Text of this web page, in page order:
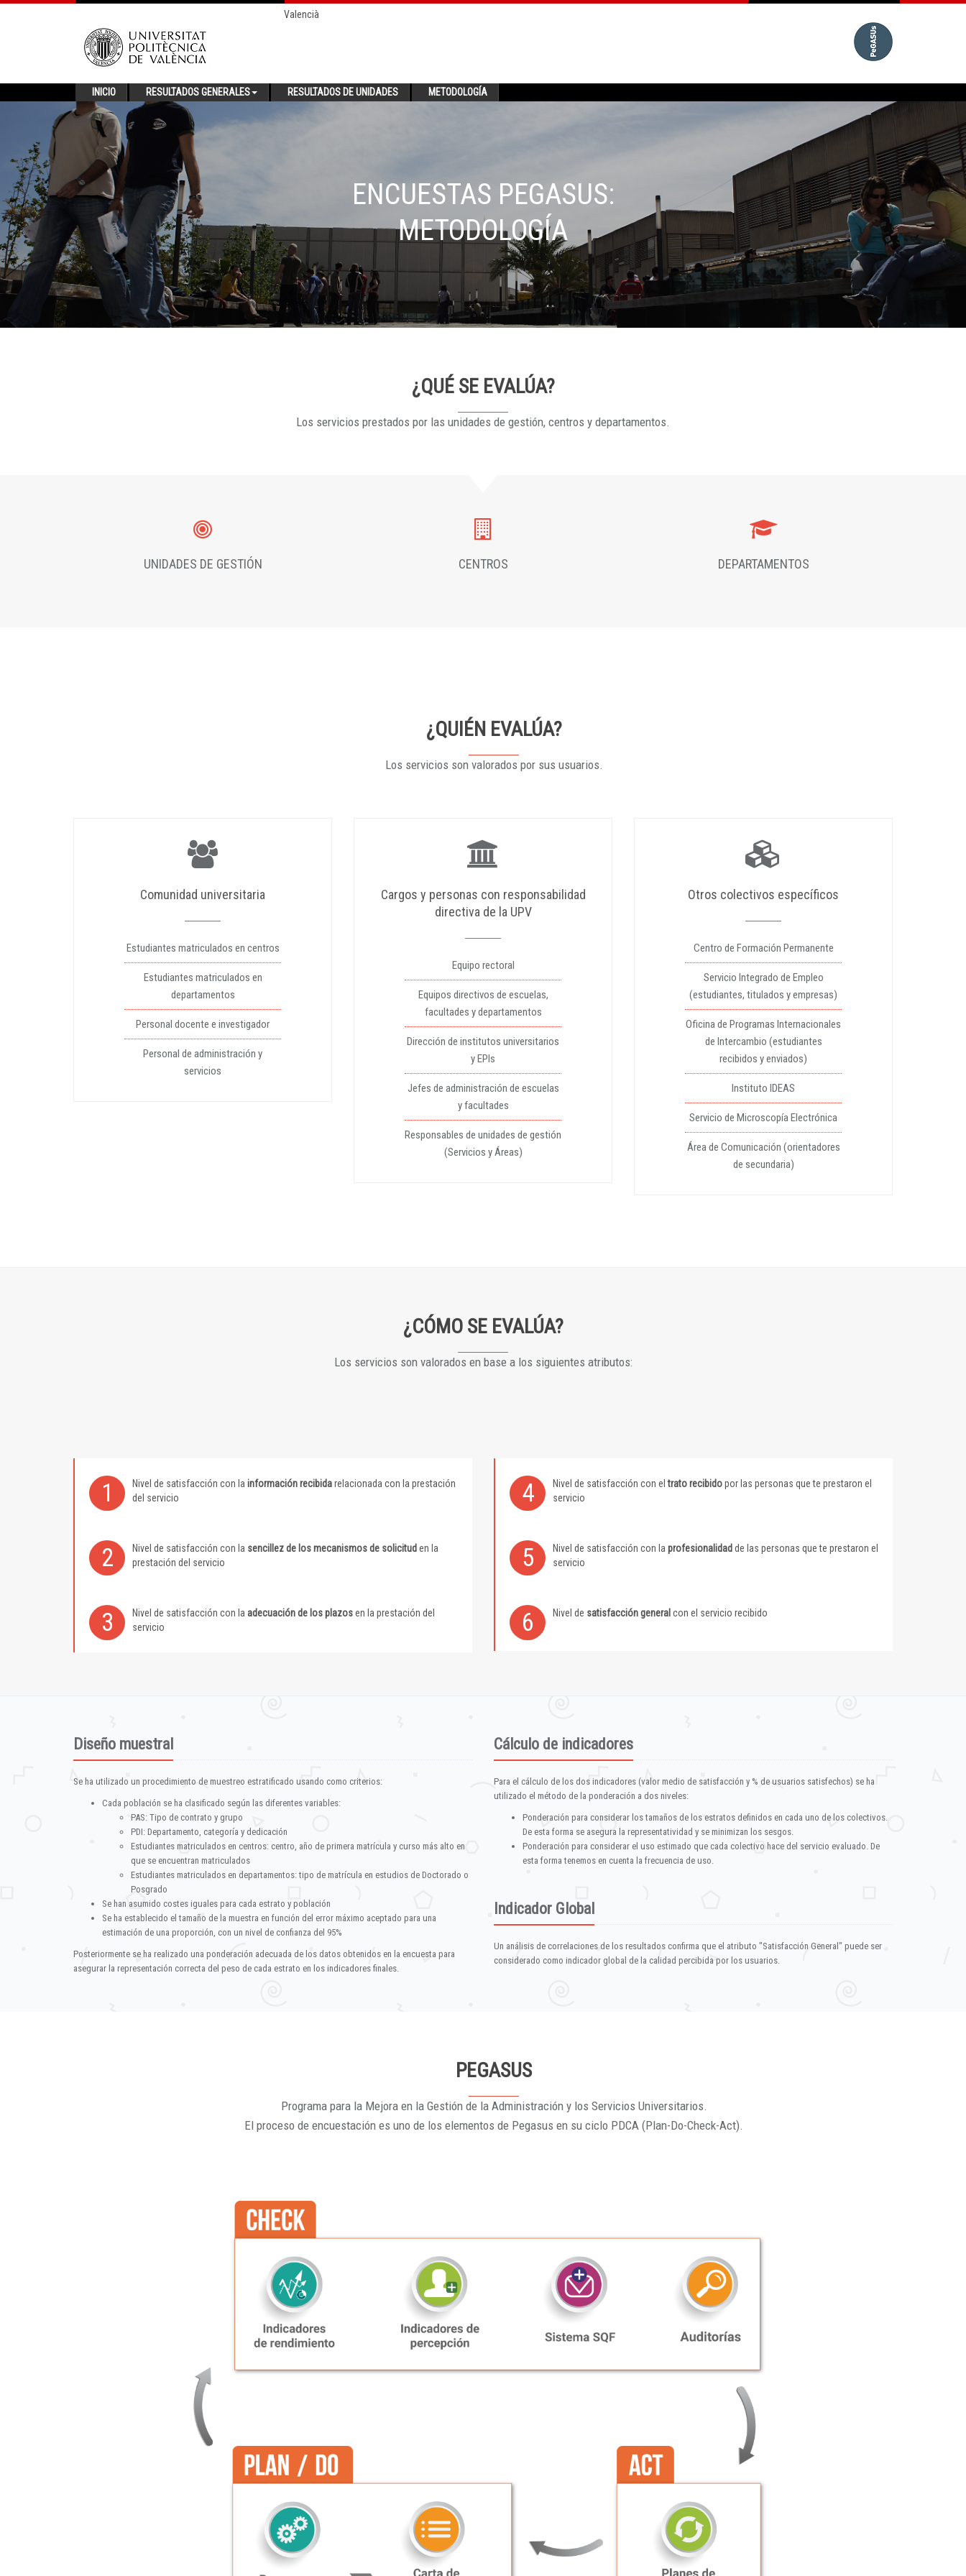
Valencià
INICIO RESULTADOS GENERALES RESULTADOS DE UNIDADES METODOLOGÍA
ENCUESTAS PEGASUS:
METODOLOGÍA
¿QUÉ SE EVALÚA?
Los servicios prestados por las unidades de gestión, centros y departamentos.
UNIDADES DE GESTIÓN CENTROS DEPARTAMENTOS
¿QUIÉN EVALÚA?
Los servicios son valorados por sus usuarios.
Comunidad universitaria
Estudiantes matriculados en centros
Estudiantes matriculados en
departamentos
Personal docente e investigador
Personal de administración y
servicios
Cargos y personas con responsabilidad
directiva de la UPV
Equipo rectoral
Equipos directivos de escuelas,
facultades y departamentos
Dirección de institutos universitarios
y EPIs
Jefes de administración de escuelas
y facultades
Responsables de unidades de gestión
(Servicios y Áreas)
Otros colectivos específicos
Centro de Formación Permanente
Servicio Integrado de Empleo
(estudiantes, titulados y empresas)
Oficina de Programas Internacionales
de Intercambio (estudiantes
recibidos y enviados)
Instituto IDEAS
Servicio de Microscopía Electrónica
Área de Comunicación (orientadores
de secundaria)
¿CÓMO SE EVALÚA?
Los servicios son valorados en base a los siguientes atributos:
1 Nivel de satisfacción con la información recibidarelacionada con la prestación
del servicio
4 Nivel de satisfacción con eltrato recibidopor las personas que te prestaron el
servicio
2 Nivel de satisfacción con la sencillez de los mecanismos de solicitud en la
prestación del servicio
5 Nivel de satisfacción con la profesionalidad de las personas que te prestaron el
servicio
3 Nivel de satisfacción con la adecuación de los plazosen la prestación del
servicio
6 Nivel de satisfacción general con el servicio recibido
Diseño muestral
Se ha utilizado un procedimiento de muestreo estratificado usando como criterios:
Cada población se ha clasificado según las diferentes variables:
PAS: Tipo de contrato y grupo
PDI: Departamento, categoría y dedicación
Estudiantes matriculados en centros: centro, año de primera matrícula y curso más alto en
que se encuentran matriculados
Estudiantes matriculados en departamentos: tipo de matrícula en estudios de Doctorado o
Posgrado
Se han asumido costes iguales para cada estrato y población
Se ha establecido el tamaño de la muestra en función del error máximo aceptado para una
estimación de una proporción, con un nivel de confianza del 95%
Posteriormente se ha realizado una ponderación adecuada de los datos obtenidos en la encuesta para
asegurar la representación correcta del peso de cada estrato en los indicadores finales.
Cálculo de indicadores
Para el cálculo de los dos indicadores (valor medio de satisfacción y % de usuarios satisfechos) se ha
utilizado el método de la ponderación a dos niveles:
Ponderación para considerar los tamaños de los estratos definidos en cada uno de los colectivos.
De esta forma se asegura la representatividad y se minimizan los sesgos.
Ponderación para considerar el uso estimado que cada colectivo hace del servicio evaluado. De
esta forma tenemos en cuenta la frecuencia de uso.
Indicador Global
Un análisis de correlaciones de los resultados confirma que el atributo "Satisfacción General" puede ser
considerado como indicador global de la calidad percibida por los usuarios.
PEGASUS
Programa para la Mejora en la Gestión de la Administración y los Servicios Universitarios.
El proceso de encuestación es uno de los elementos de Pegasus en su ciclo PDCA (Plan-Do-Check-Act).